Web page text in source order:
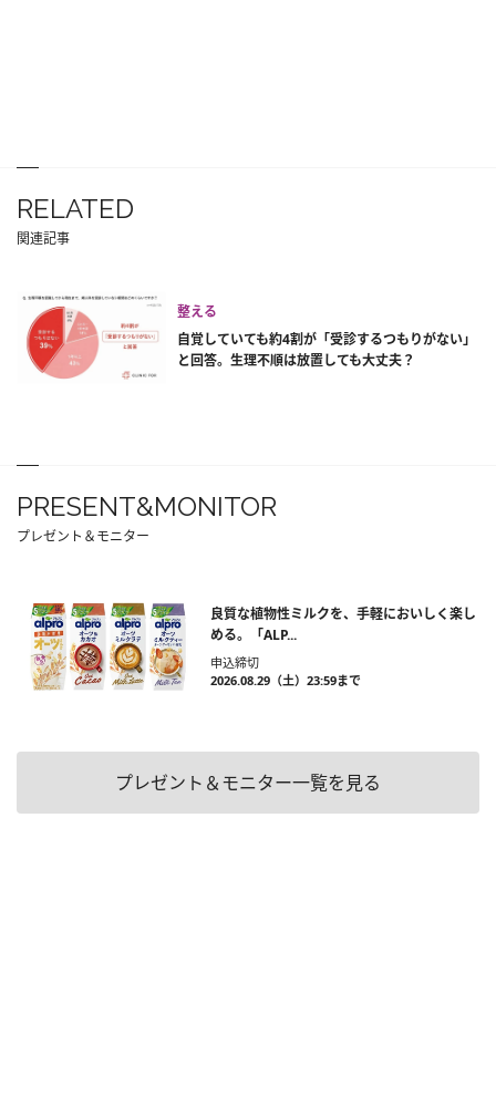
RELATED
関連記事
整える
自覚していても約4割が「受診するつもりがない」
と回答。生理不順は放置しても大丈夫？
PRESENT&MONITOR
プレゼント＆モニター
良質な植物性ミルクを、手軽においしく楽し
める。「ALP...
申込締切
2026.08.29（土）23:59まで
プレゼント＆モニター一覧を見る